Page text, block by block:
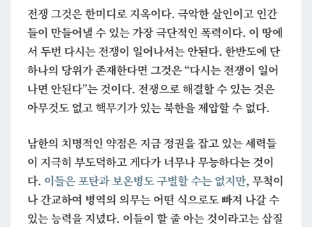
전쟁 그것은 한미디로 지옥이다. 극악한 살인이고 인간
들이 만들어낼 수 있는 가장 극단적인 폭력이다. 이 땅에
서 두번 다시는 전쟁이 일어나서는 안된다. 한반도에 단
하나의 당위가 존재한다면 그것은 “다시는 전쟁이 일어
나면 안된다”는 것이다. 전쟁으로 해결할 수 있는 것은
아무것도 없고 핵무기가 있는 북한을 제압할 수 없다.
남한의 치명적인 약점은 지금 정권을 잡고 있는 세력들
이 지극히 부도덕하고 게다가 너무나 무능하다는 것이
다. 이들은 포탄과 보온병도 구별할 수는 없지만, 무척이
나 간교하여 병역의 의무는 어떤 식으로도 빠져 나갈 수
있는 능력을 지녔다. 이들이 할 줄 아는 것이라고는 삽질